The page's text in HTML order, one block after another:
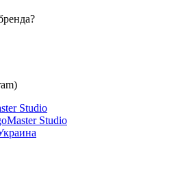
?
Studio
Studio